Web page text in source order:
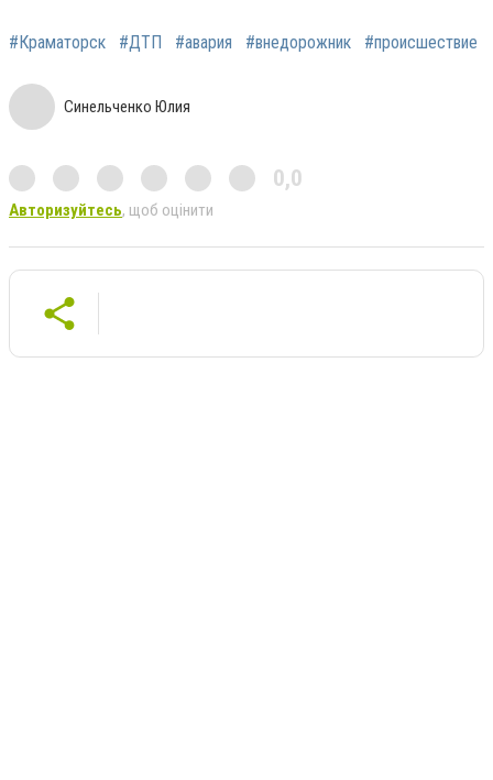
#Краматорск #ДТП #авария #внедорожник #происшествие
Синельченко Юлия
0,0
Авторизуйтесь, щоб оцінити